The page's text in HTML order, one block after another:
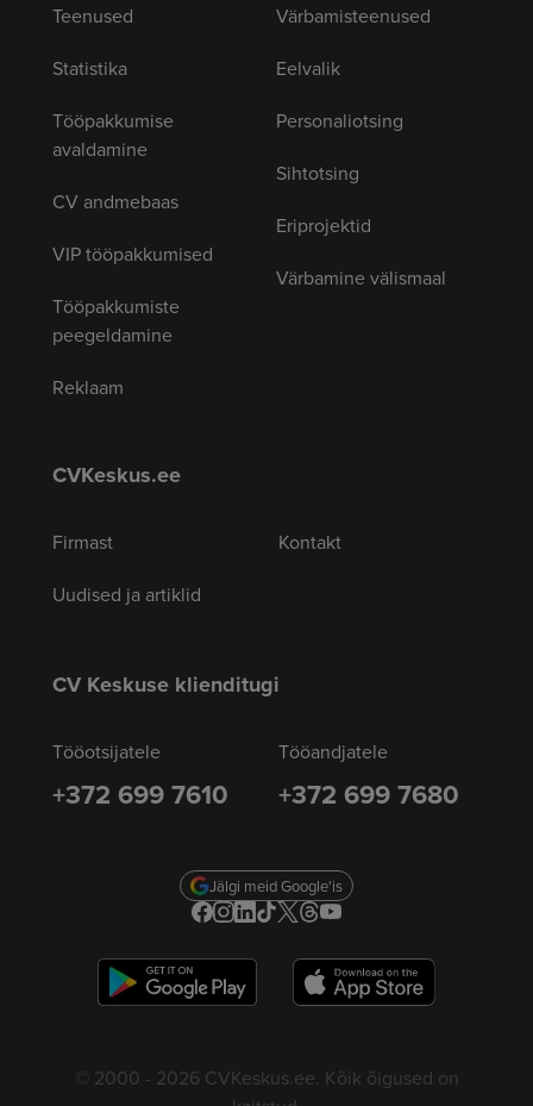
Teenused
Statistika
Tööpakkumise
avaldamine
CV andmebaas
VIP tööpakkumised
Tööpakkumiste
peegeldamine
Reklaam
Värbamisteenused
Eelvalik
Personaliotsing
Sihtotsing
Eriprojektid
Värbamine välismaal
CVKeskus.ee
Firmast
Uudised ja artiklid
Kontakt
CV Keskuse klienditugi
Tööotsijatele
+372 699 7610
Tööandjatele
+372 699 7680
Jälgi meid Google'is
© 2000 - 2026 CVKeskus.ee. Kõik õigused on